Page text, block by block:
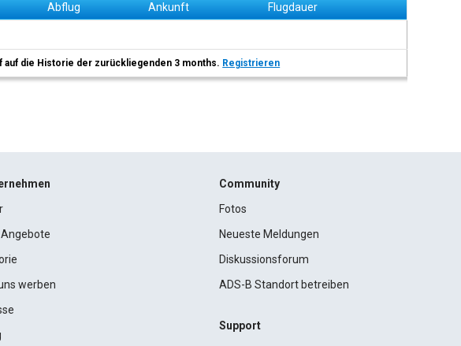
Abflug Ankunft Flugdauer
auf die Historie der zurückliegenden 3 months. Registrieren
werben
Community
Fotos
Neueste Meldungen
Diskussionsforum
ADS-B Standort betreiben
Support